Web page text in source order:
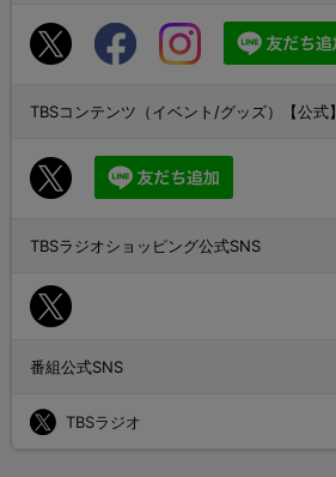
TBSコンテンツ（イベント/グッズ）【公式】
TBSラジオショッピング公式SNS
番組公式SNS
TBSラジオ